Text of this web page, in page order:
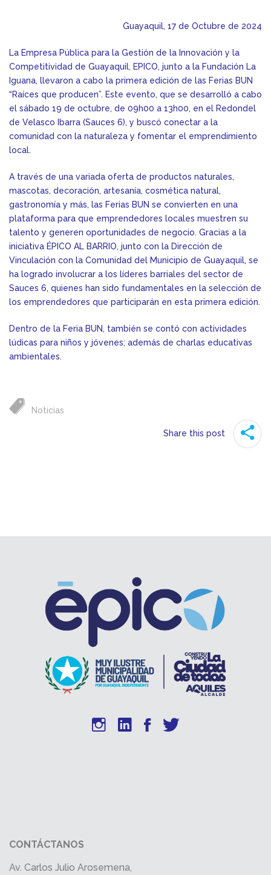
Guayaquil, 17 de Octubre de 2024
La Empresa Pública para la Gestión de la Innovación y la
Competitividad de Guayaquil, EPICO, junto a la Fundación La
Iguana, llevaron a cabo la primera edición de las Ferias BUN
“Raíces que producen”. Este evento, que se desarrolló a cabo
el sábado 19 de octubre, de 09h00 a 13h00, en el Redondel
de Velasco Ibarra (Sauces 6), y buscó conectar a la
comunidad con la naturaleza y fomentar el emprendimiento
local.
A través de una variada oferta de productos naturales,
mascotas, decoración, artesanía, cosmética natural,
gastronomía y más, las Ferias BUN se convierten en una
plataforma para que emprendedores locales muestren su
talento y generen oportunidades de negocio. Gracias a la
iniciativa ÉPICO AL BARRIO, junto con la Dirección de
Vinculación con la Comunidad del Municipio de Guayaquil, se
ha logrado involucrar a los líderes barriales del sector de
Sauces 6, quienes han sido fundamentales en la selección de
los emprendedores que participarán en esta primera edición.
Dentro de la Feria BUN, también se contó con actividades
lúdicas para niños y jóvenes; además de charlas educativas
ambientales.
Noticias
Share this post
CONTÁCTANOS
Av. Carlos Julio Arosemena,